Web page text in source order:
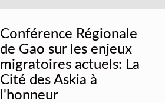
Conférence Régionale
de Gao sur les enjeux
migratoires actuels: La
Cité des Askia à
l'honneur